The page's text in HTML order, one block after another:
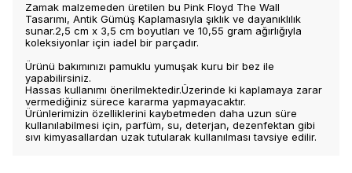
Zamak malzemeden üretilen bu Pink Floyd The Wall
Tasarımı, Antik Gümüş Kaplamasıyla şıklık ve dayanıklılık
sunar.2,5 cm x 3,5 cm boyutları ve 10,55 gram ağırlığıyla
koleksiyonlar için iadel bir parçadır.
Ürünü bakımınızı pamuklu yumuşak kuru bir bez ile
yapabilirsiniz.
Hassas kullanımı önerilmektedir.Üzerinde ki kaplamaya zarar
vermediğiniz sürece kararma yapmayacaktır.
Ürünlerimizin özelliklerini kaybetmeden daha uzun süre
kullanılabilmesi için, parfüm, su, deterjan, dezenfektan gibi
sıvı kimyasallardan uzak tutularak kullanılması tavsiye edilir.